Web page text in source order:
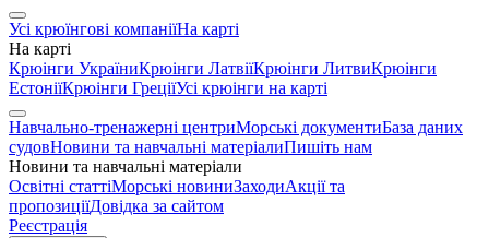
Усі крюїнгові компаніїНа карті
На карті
Крюінги УкраїниКрюінги ЛатвіїКрюінги ЛитвиКрюінги
ЕстоніїКрюінги ГреціїУсі крюінги на карті
Навчально-тренажерні центриМорські документиБаза даних
судовНовини та навчальні матеріалиПишіть нам
Новини та навчальні матеріали
Освітні статтіМорські новиниЗаходиАкції та
пропозиціїДовідка за сайтом
Реєстрація